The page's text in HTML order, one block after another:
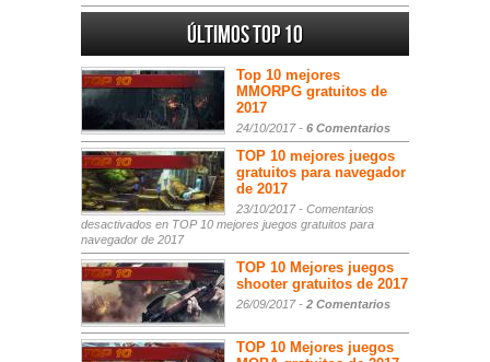
Últimos Top 10
Top 10 mejores
MMORPG gratuitos de
2017
24/10/2017 - 6 Comentarios
TOP 10 mejores juegos
gratuitos para navegador
de 2017
23/10/2017 - Comentarios
desactivados en TOP 10 mejores juegos gratuitos para
navegador de 2017
TOP 10 Mejores juegos
shooter gratuitos de 2017
26/09/2017 - 2 Comentarios
TOP 10 Mejores juegos